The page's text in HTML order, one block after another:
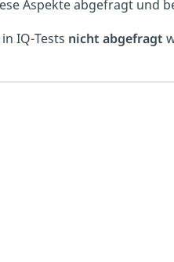
Aspekte abgefragt und
IQ-Tests nicht abgefragt